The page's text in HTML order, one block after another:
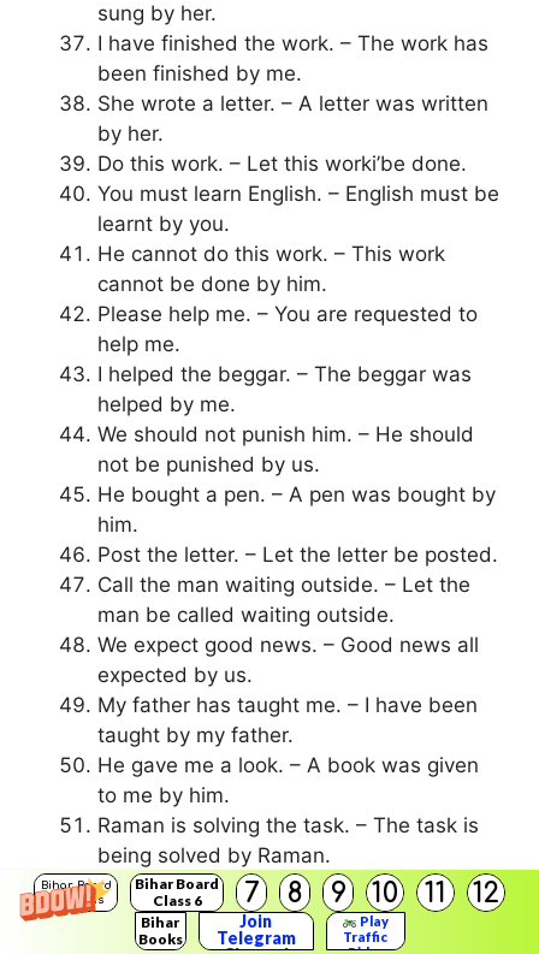
Bihar Board
Solutions
Bihar Board
Class 6
7 8 9 10 11 12
Bihar
Books
Join
Telegram
Play
Traffic
sung by her.
I have finished the work. – The work has
been finished by me.
She wrote a letter. – A letter was written
by her.
Do this work. – Let this worki’be done.
You must learn English. – English must be
learnt by you.
He cannot do this work. – This work
cannot be done by him.
Please help me. – You are requested to
help me.
I helped the beggar. – The beggar was
helped by me.
We should not punish him. – He should
not be punished by us.
He bought a pen. – A pen was bought by
him.
Post the letter. – Let the letter be posted.
Call the man waiting outside. – Let the
man be called waiting outside.
We expect good news. – Good news all
expected by us.
My father has taught me. – I have been
taught by my father.
He gave me a look. – A book was given
to me by him.
Raman is solving the task. – The task is
being solved by Raman.
I saw him opening the box. – He was
seen opening the box.
Brutus accused Caesar of ambition. –